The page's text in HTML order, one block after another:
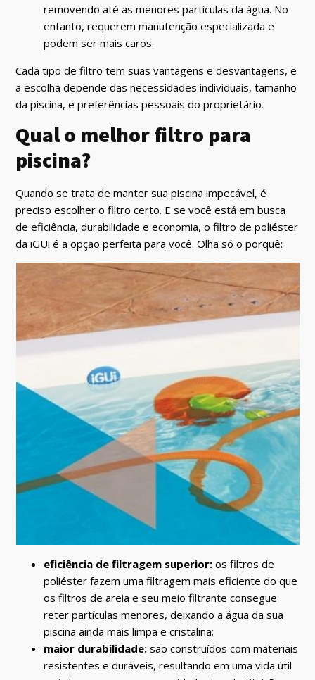
removendo até as menores partículas da água. No
entanto, requerem manutenção especializada e
podem ser mais caros.
Cada tipo de filtro tem suas vantagens e desvantagens, e
a escolha depende das necessidades individuais, tamanho
da piscina, e preferências pessoais do proprietário.
Qual o melhor filtro para
piscina?
Quando se trata de manter sua piscina impecável, é
preciso escolher o filtro certo. E se você está em busca
de eficiência, durabilidade e economia, o filtro de poliéster
da iGUi é a opção perfeita para você. Olha só o porquê:
eficiência de filtragem superior:os filtros de
poliéster fazem uma filtragem mais eficiente do que
os filtros de areia e seu meio filtrante consegue
reter partículas menores, deixando a água da sua
piscina ainda mais limpa e cristalina;
maior durabilidade: são construídos com materiais
resistentes e duráveis, resultando em uma vida útil